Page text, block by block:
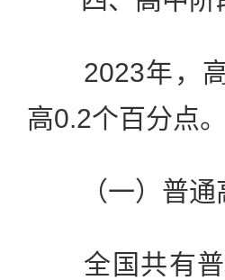
2023年，高
高0.2个百分点。
（一）普通
全国共有普